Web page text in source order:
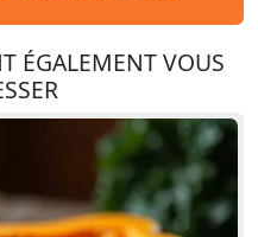
ÉGALEMENT VOUS